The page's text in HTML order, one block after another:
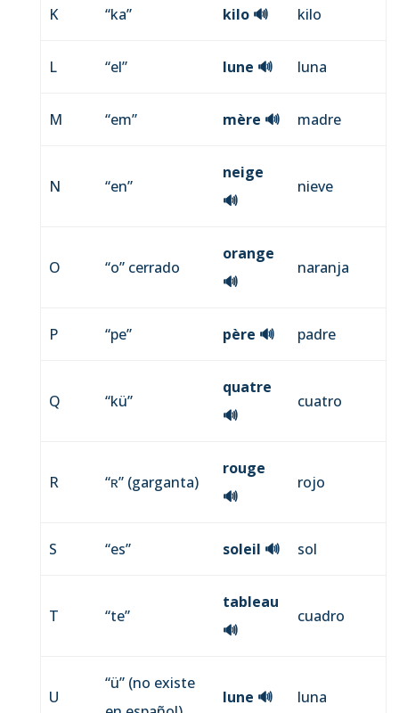
K “ka” kilo 🔊 kilo
L “el” lune 🔊 luna
M “em” mère 🔊 madre
N “en”
neige
🔊
nieve
O “o” cerrado
orange
🔊
naranja
P “pe” père 🔊 padre
Q “kü”
quatre
🔊
cuatro
R “ʀ” (garganta)
rouge
🔊
rojo
S “es” soleil 🔊 sol
T “te”
tableau
🔊
cuadro
U
“ü” (no existe
lune 🔊 luna